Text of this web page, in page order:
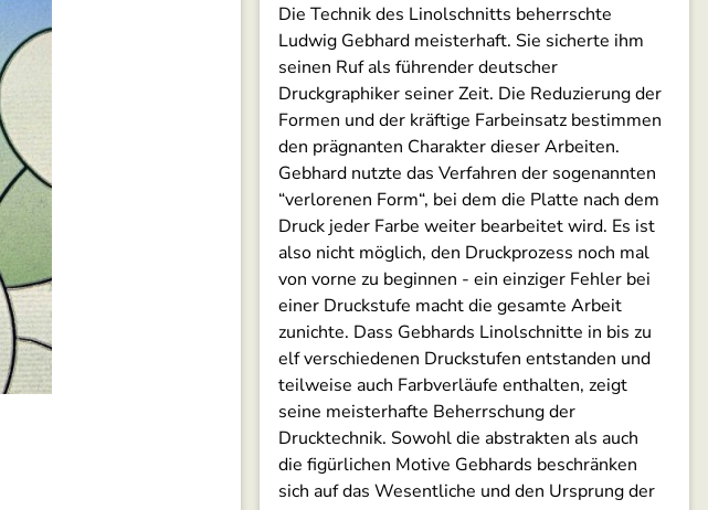
Die Technik des Linolschnitts beherrschte
Ludwig Gebhard meisterhaft. Sie sicherte ihm
seinen Ruf als führender deutscher
Druckgraphiker seiner Zeit. Die Reduzierung der
Formen und der kräftige Farbeinsatz bestimmen
den prägnanten Charakter dieser Arbeiten.
Gebhard nutzte das Verfahren der sogenannten
“verlorenen Form“, bei dem die Platte nach dem
Druck jeder Farbe weiter bearbeitet wird. Es ist
also nicht möglich, den Druckprozess noch mal
von vorne zu beginnen - ein einziger Fehler bei
einer Druckstufe macht die gesamte Arbeit
zunichte. Dass Gebhards Linolschnitte in bis zu
elf verschiedenen Druckstufen entstanden und
teilweise auch Farbverläufe enthalten, zeigt
seine meisterhafte Beherrschung der
Drucktechnik. Sowohl die abstrakten als auch
die figürlichen Motive Gebhards beschränken
sich auf das Wesentliche und den Ursprung der